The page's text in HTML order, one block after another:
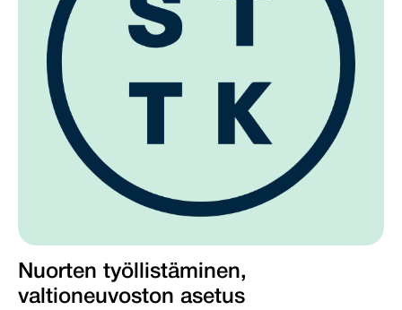
Nuorten työllistäminen,
valtioneuvoston asetus